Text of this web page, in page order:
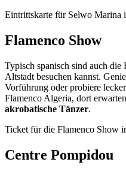
Eintrittskarte für Selwo Marina
Flamenco Show
Typisch spanisch sind auch
Altstadt besuchen kannst.
Vorführung oder probiere
Flamenco Algeria, dort
akrobatische Tänzer.
Ticket für die Flamenco Show
Centre Pompidou